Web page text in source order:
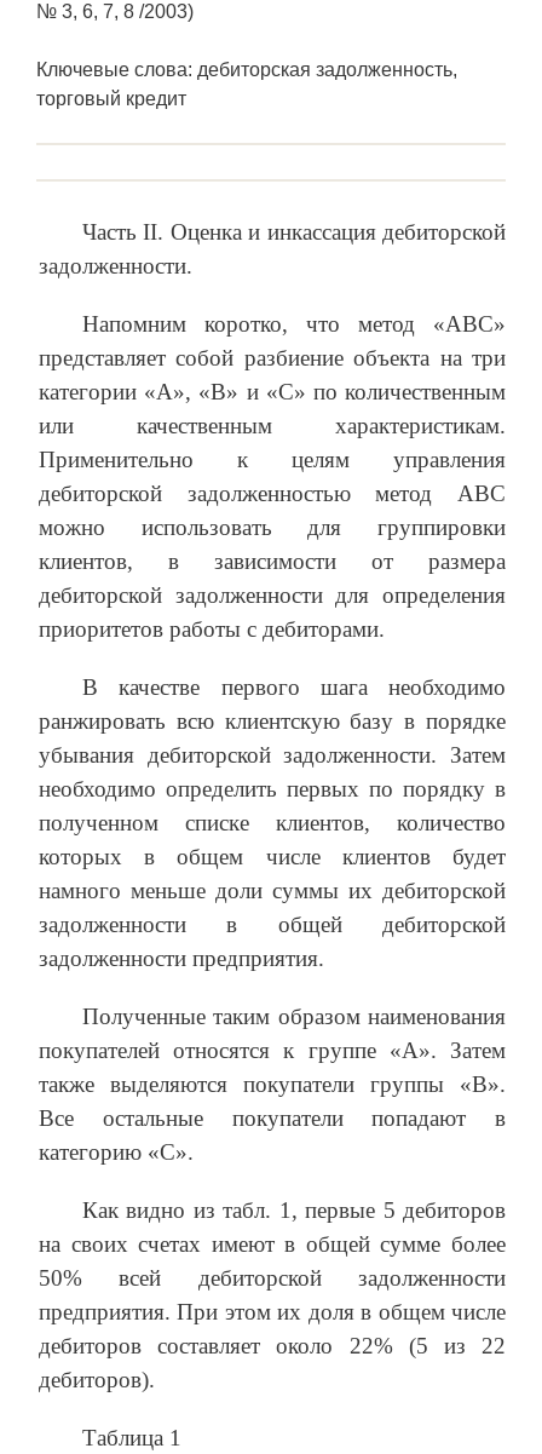
№ 3, 6, 7, 8 /2003)
Ключевые слова: дебиторская задолженность,
торговый кредит
Часть II. Оценка и инкассация дебиторской
задолженности.
Напомним коротко, что метод «АВС»
представляет собой разбиение объекта на три
категории «А», «В» и «С» по количественным
или качественным характеристикам.
Применительно к целям управления
дебиторской задолженностью метод АВС
можно использовать для группировки
клиентов, в зависимости от размера
дебиторской задолженности для определения
приоритетов работы с дебиторами.
В качестве первого шага необходимо
ранжировать всю клиентскую базу в порядке
убывания дебиторской задолженности. Затем
необходимо определить первых по порядку в
полученном списке клиентов, количество
которых в общем числе клиентов будет
намного меньше доли суммы их дебиторской
задолженности в общей дебиторской
задолженности предприятия.
Полученные таким образом наименования
покупателей относятся к группе «А». Затем
также выделяются покупатели группы «В».
Все остальные покупатели попадают в
категорию «С».
Как видно из табл. 1, первые 5 дебиторов
на своих счетах имеют в общей сумме более
50% всей дебиторской задолженности
предприятия. При этом их доля в общем числе
дебиторов составляет около 22% (5 из 22
дебиторов).
Таблица 1